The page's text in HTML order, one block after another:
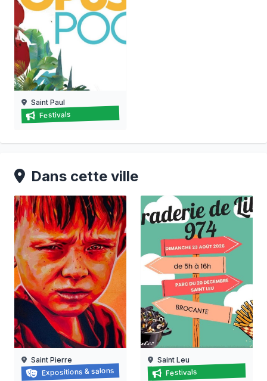
Festival opus pocus
15/08/2026 au
Saint Paul
Festivals
Dans cette ville
Face à Face
Saint Pierre
Expositions & salons Braderie de lille 974 à
Saint Leu
Festivals